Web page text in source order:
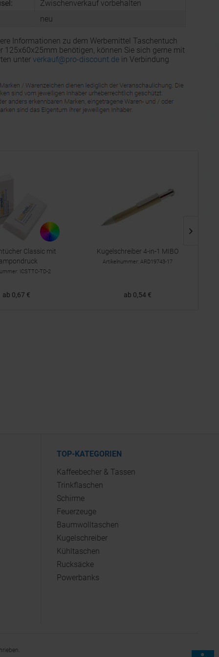
Zwischenverkauf vorbehalten
neu
Informationen zu dem Werbemittel Taschentuch
125x60x25mm benötigen, können Sie sich gerne mit
unter verkauf@pro-discount.dein Verbindung
Classic mit
ICSTTC-TD-2
ab 0,67 €
Kugelschreiber 4-in-1 MIBO
Artikelnummer: ARD19743-17
ab 0,54 €
TOP-KATEGORIEN
Kaffeebecher & Tassen
Trinkflaschen
Schirme
Feuerzeuge
Baumwolltaschen
Kugelschreiber
Kühltaschen
Rucksäcke
Powerbanks